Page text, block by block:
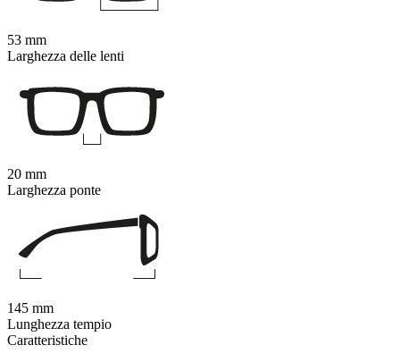
Caratteristiche
53 mm
Larghezza delle lenti
20 mm
Larghezza ponte
145 mm
Lunghezza tempio